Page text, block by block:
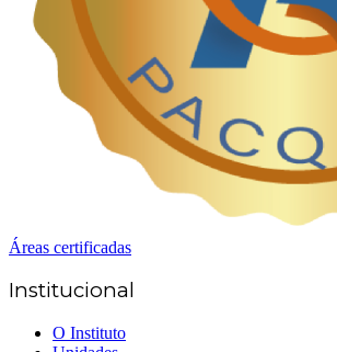
Áreas certificadas
Institucional
O Instituto